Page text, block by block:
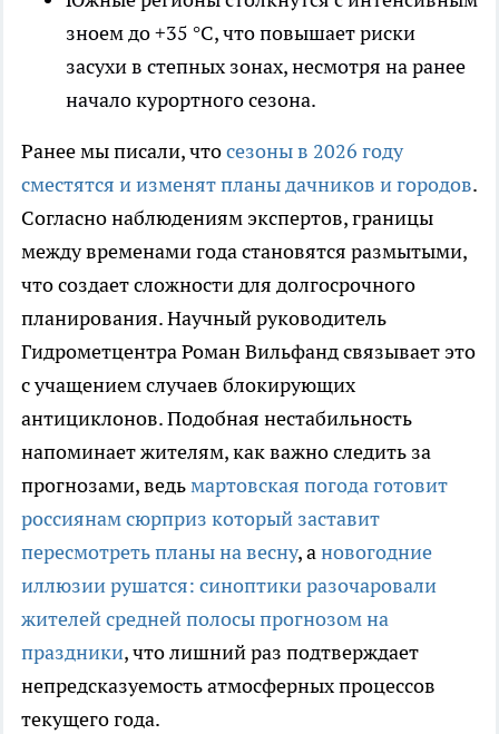
зноем до +35 °C, что повышает риски
засухи в степных зонах, несмотря на ранее
начало курортного сезона.
Ранее мы писали, чтосезоны в 2026 году
сместятся и изменят планы дачников и городов.
Согласно наблюдениям экспертов, границы
между временами года становятся размытыми,
что создает сложности для долгосрочного
планирования. Научный руководитель
Гидрометцентра Роман Вильфанд связывает это
с учащением случаев блокирующих
антициклонов. Подобная нестабильность
напоминает жителям, как важно следить за
прогнозами, ведьмартовская погода готовит
россиянам сюрприз который заставит
пересмотреть планы на весну, ановогодние
иллюзии рушатся: синоптики разочаровали
жителей средней полосы прогнозом на
праздники, что лишний раз подтверждает
непредсказуемость атмосферных процессов
текущего года.